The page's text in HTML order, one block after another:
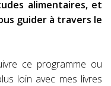
alimentaires, et
guider à travers le
ce programme ou
loin avec mes livres